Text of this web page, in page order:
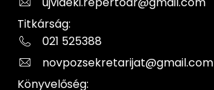
Titkárság:
021 525388
novpozsekretarijat@gmail.com
Könyvelőség: